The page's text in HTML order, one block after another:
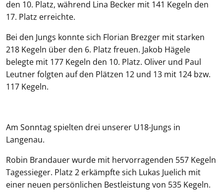
den 10. Platz, während Lina Becker mit 141 Kegeln den
17. Platz erreichte.
Bei den Jungs konnte sich Florian Brezger mit starken
218 Kegeln über den 6. Platz freuen. Jakob Hägele
belegte mit 177 Kegeln den 10. Platz. Oliver und Paul
Leutner folgten auf den Plätzen 12 und 13 mit 124 bzw.
117 Kegeln.
Am Sonntag spielten drei unserer U18-Jungs in
Langenau.
Robin Brandauer wurde mit hervorragenden 557 Kegeln
Tagessieger. Platz 2 erkämpfte sich Lukas Juelich mit
einer neuen persönlichen Bestleistung von 535 Kegeln.